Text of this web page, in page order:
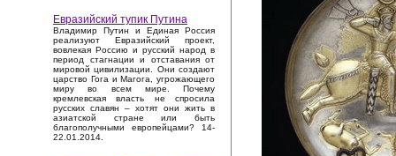
Евразийский тупик Путина
Владимир Путин и Единая Россия
реализуют Евразийский проект,
вовлекая Россию и русский народ в
период стагнации и отставания от
мировой цивилизации. Они создают
царство Гога и Магога, угрожающего
миру во всем мире. Почему
кремлевская власть не спросила
русских славян – хотят они жить в
азиатской стране или быть
благополучными европейцами? 14-
22.01.2014.